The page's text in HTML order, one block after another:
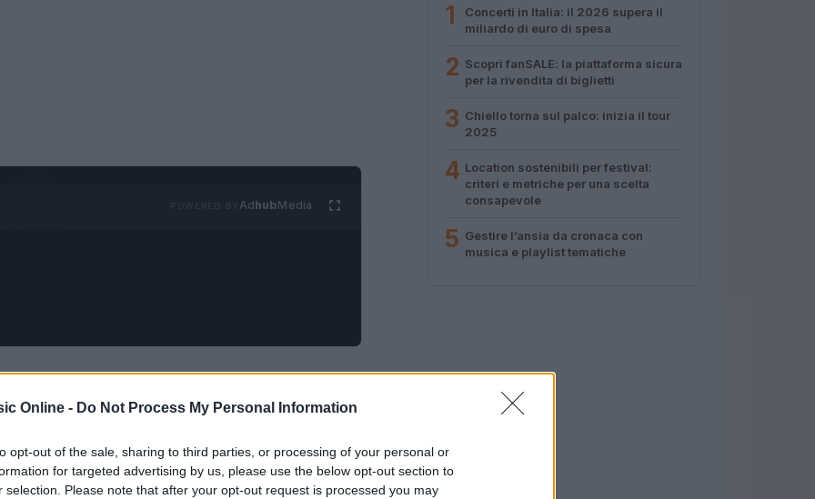
Online - Do Not Process My Personal Information
opt-out of the sale, sharing to third parties, or processing of your personal or
for targeted advertising by us, please use the below opt-out section to
selection. Please note that after your opt-out request is processed you may
AdhubMedia
è stimato raggiungere i
Financial Services. Questo dato non solo
ma sottolinea anche l’importanza di
1
Concerti in Italia: il 2026 supera il
miliardo di euro di spesa
2 Scopri fanSALE: la piattaforma sicura
per la rivendita di biglietti
3 Chiello torna sul palco: inizia il tour
2025
4 Location sostenibili per festival:
criteri e metriche per una scelta
consapevole
5 Gestire l’ansia da cronaca con
musica e playlist tematiche